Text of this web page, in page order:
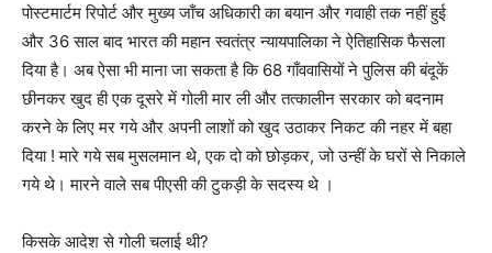
पोस्टमार्टम रिपोर्ट और मुख्य जाँच अधिकारी का बयान और गवाही तक नहीं हुई
और 36 साल बाद भारत की महान स्वतंत्र न्यायपालिका ने ऐतिहासिक फैसला
दिया है। अब ऐसा भी माना जा सकता है कि 68 गाँववासियों ने पुलिस की बंदूकें
छीनकर खुद ही एक दूसरे में गोली मार ली और तत्कालीन सरकार को बदनाम
करने के लिए मर गये और अपनी लाशों को खुद उठाकर निकट की नहर में बहा
दिया ! मारे गये सब मुसलमान थे, एक दो को छोड़कर, जो उन्हीं के घरों से निकाले
गये थे। मारने वाले सब पीएसी की टुकड़ी के सदस्य थे ।
किसके आदेश से गोली चलाई थी?